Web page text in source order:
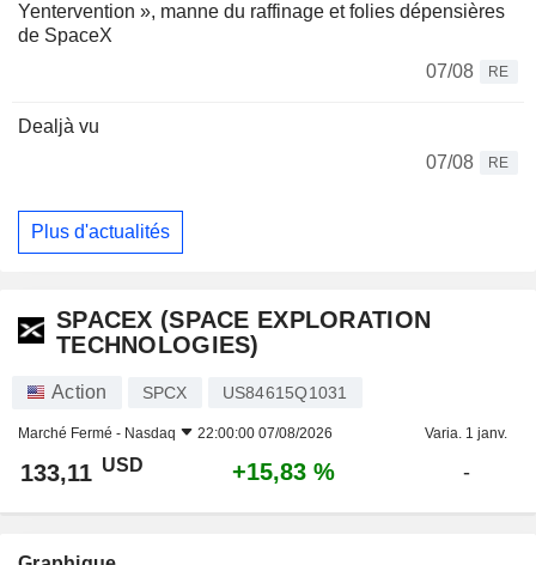
Yentervention », manne du raffinage et folies dépensières
de SpaceX
07/08
RE
Dealjà vu
07/08
RE
Plus d'actualités
SPACEX (SPACE EXPLORATION
TECHNOLOGIES)
Action SPCX US84615Q1031
Marché Fermé - Nasdaq 22:00:00 07/08/2026 Varia. 1 janv.
133,11 USD +15,83 % -